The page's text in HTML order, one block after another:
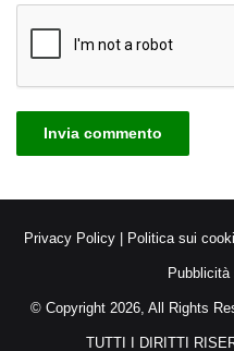
Privacy Policy| Politica sui
Pubblicità
© Copyright 2026, All Rights
TUTTI I DIRITTI